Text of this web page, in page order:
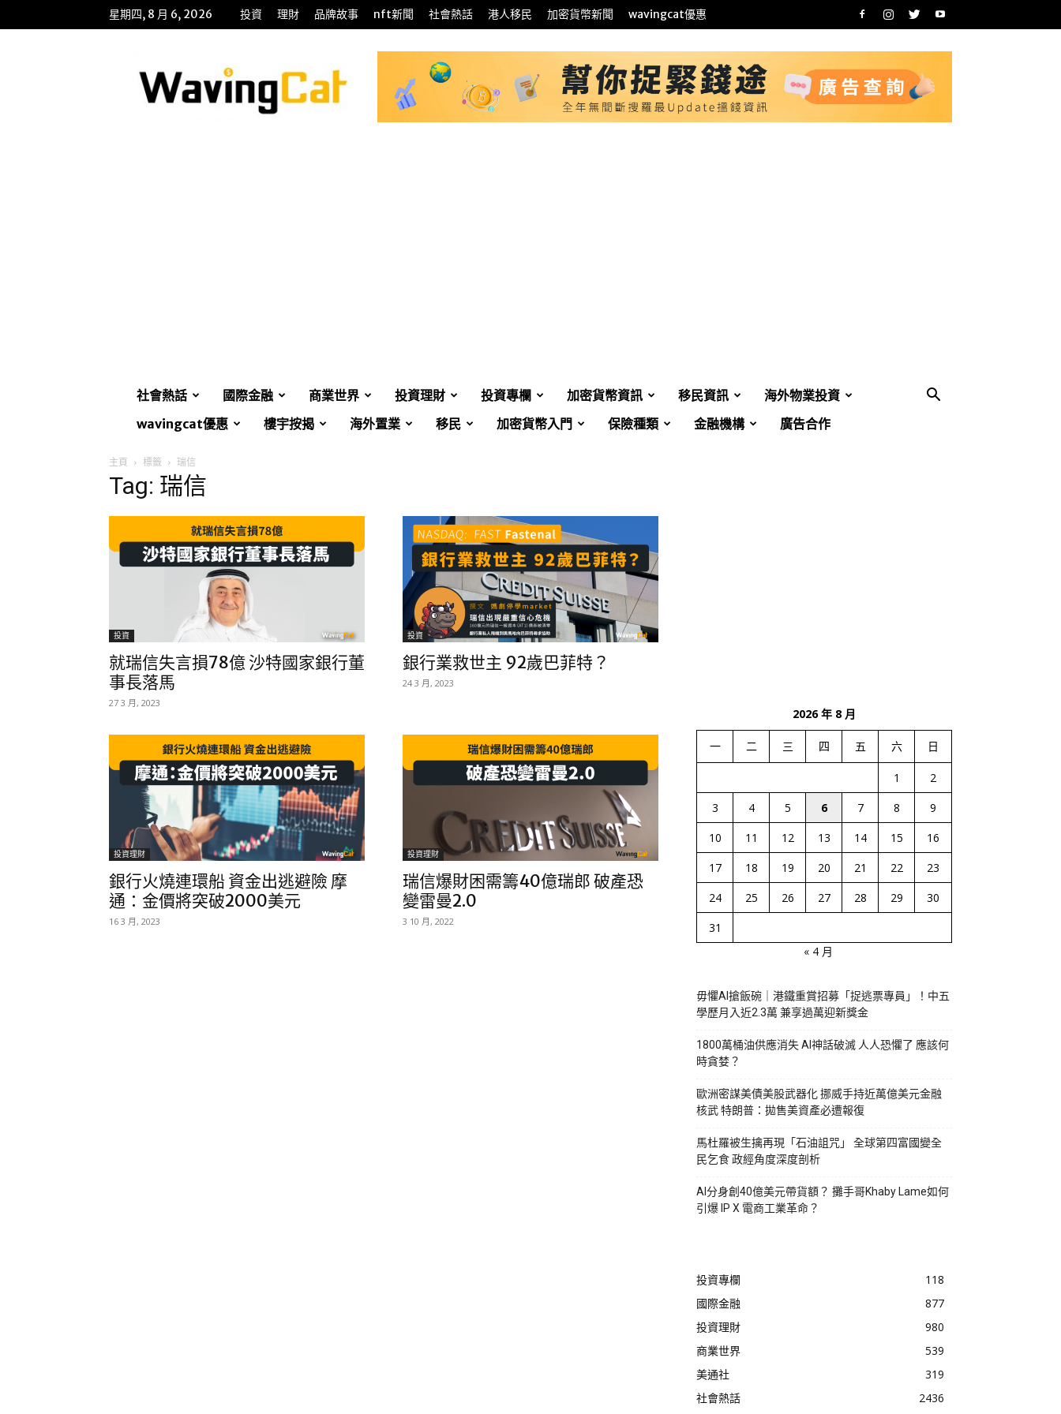
星期四, 8 月 6, 2026 投資 理財 品牌故事 nft新聞 社會熱話 港人移民 加密貨幣新聞 wavingcat優惠
招
財
貓
社會熱話 國際金融 商業世界 投資理財 投資專欄 加密貨幣資訊 移民資訊
海外物業投資
wavingcat優惠
樓宇按揭 海外置業 移民 加密貨幣入門 保險種類 金融機構 廣告合作
主頁 標籤 瑞信
Tag: 瑞信
投資
就瑞信失言損78億 沙特國家銀行董
事長落馬
27 3 月, 2023
投資
銀行業救世主 92歲巴菲特？
24 3 月, 2023
投資理財
銀行火燒連環船 資金出逃避險 摩
通：金價將突破2000美元
16 3 月, 2023
投資理財
瑞信爆財困需籌40億瑞郎 破產恐
變雷曼2.0
3 10 月, 2022
2026 年 8 月
一 二 三 四 五 六 日
1
2
3
4 5 6 7 8
9
10
11 12 13 14 15
16
17
18 19 20 21 22
23
24
25 26 27 28 29
30
31
« 4 月
毋懼AI搶飯碗｜港鐵重賞招募「捉逃票專員」！中五
學歷月入近2.3萬 兼享過萬迎新獎金
1800萬桶油供應消失 AI神話破滅 人人恐懼了 應該何
時貪婪？
歐洲密謀美債美股武器化 挪威手持近萬億美元金融
核武 特朗普：拋售美資產必遭報復
馬杜羅被生擒再現「石油詛咒」 全球第四富國變全
民乞食 政經角度深度剖析
AI分身創40億美元帶貨額？ 攤手哥Khaby Lame如何
引爆 IP X 電商工業革命？
投資專欄
118
國際金融
877
投資理財
980
商業世界
539
美通社
319
社會熱話
2436